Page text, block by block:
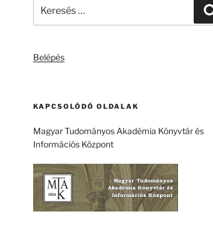
következő
Belépés
KAPCSOLÓDÓ OLDALAK
Magyar Tudományos Akadémia Könyvtár és
Információs Központ